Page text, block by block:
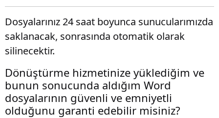
Dosyalarınız 24 saat boyunca sunucularımızda
saklanacak, sonrasında otomatik olarak
silinecektir.
Dönüştürme hizmetinize yüklediğim ve
bunun sonucunda aldığım Word
dosyalarının güvenli ve emniyetli
olduğunu garanti edebilir misiniz?